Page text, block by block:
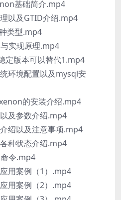
基础简介.mp4
以及GTID介绍.mp4
类型.mp4
实现原理.mp4
定版本可以替代1.mp4
环境配置以及mysql安
的安装介绍.mp4
及参数介绍.mp4
绍以及注意事项.mp4
种状态介绍.mp4
令.mp4
用案例（1）.mp4
用案例（2）.mp4